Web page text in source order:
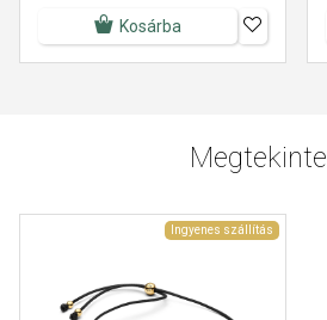
Kosárba
Ingyenes szállítás